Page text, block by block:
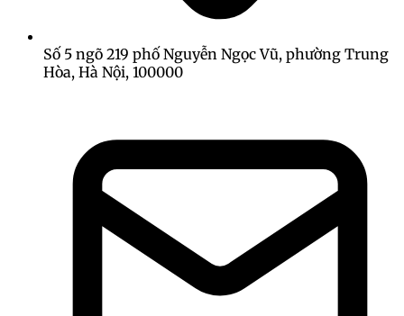
Số 5 ngõ 219 phố Nguyễn Ngọc Vũ, phường Trung
Hòa, Hà Nội, 100000